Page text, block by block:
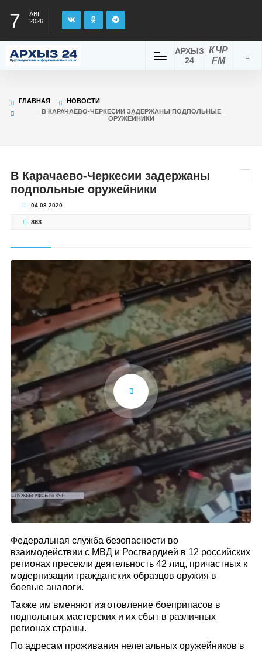
7
АВГ
2026
КЧР
FM
АРХЫЗ
24
ГЛАВНАЯ
НОВОСТИ
В КАРАЧАЕВО-ЧЕРКЕСИИ ЗАДЕРЖАНЫ ПОДПОЛЬНЫЕ
ОРУЖЕЙНИКИ
В Карачаево-Черкесии задержаны
подпольные оружейники
04.08.2020
863
Федеральная служба безопасности во
взаимодействии с МВД и Росгвардией в 12 российских
регионах пресекли деятельность 42 лиц, причастных к
модернизации гражданских образцов оружия в
боевые аналоги.
Также им вменяют изготовление боеприпасов в
подпольных мастерских и их сбыт в различных
регионах страны.
По адресам проживания нелегальных оружейников в